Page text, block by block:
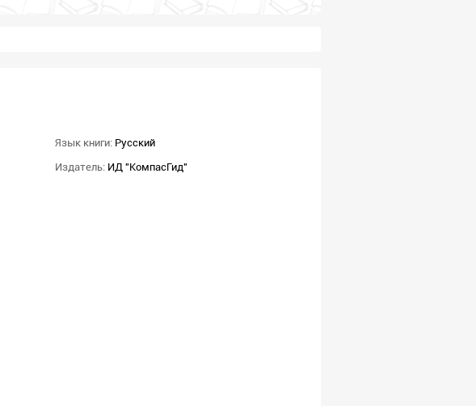
Язык книги: Русский
Издатель: ИД "КомпасГид"